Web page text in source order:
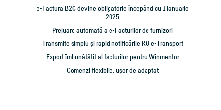
e-Factura B2C devine obligatorie începând cu 1 ianuarie
2025
Preluare automată a e-Facturilor de furnizori
Transmite simplu și rapid notificările RO e-Transport
Export îmbunătățit al facturilor pentru Winmentor
Comenzi flexibile, ușor de adaptat